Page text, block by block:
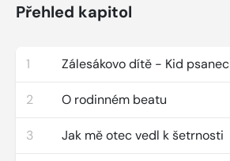
Přehled kapitol
1 Zálesákovo dítě - Kid psanec
2 O rodinném beatu
3 Jak mě otec vedl k šetrnosti